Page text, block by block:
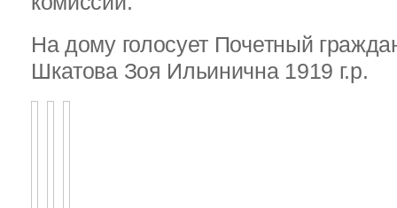
На дому голосует Почетный
Шкатова Зоя Ильинична 1919 г.р.